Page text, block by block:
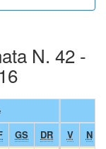
N. 42 -
GS DR V N